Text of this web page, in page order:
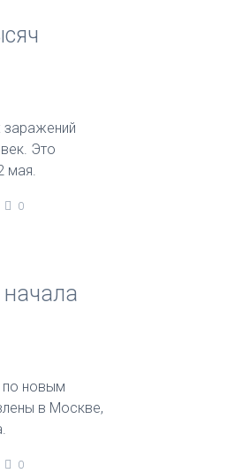
Это
мая.
0
начала
по новым
в Москве,
0